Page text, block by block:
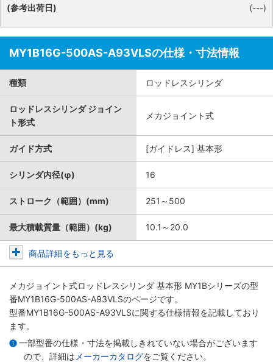
(参考出荷日)
(---)
MY1B16G-500AS-A93VLSの仕様・寸法情報
種類 ロッドレスシリンダ
ロッドレスシリンダ ジョイン
ト形式
メカジョイント式
ガイド方式 [ガイドレス] 基本形
シリンダ内径(φ) 16
ストローク（範囲）(mm) 251～500
最大積載質量（範囲）(kg) 10.1～20.0
商品詳細をもっと見る
メカジョイント式ロッドレスシリンダ 基本形 MY1Bシリーズの型
番MY1B16G-500AS-A93VLSのページです。
型番MY1B16G-500AS-A93VLSに関する仕様情報を記載しており
ます。
一部型番の仕様・寸法を掲載しきれていない場合がございます
ので、詳細は メーカーカタログをご覧ください。